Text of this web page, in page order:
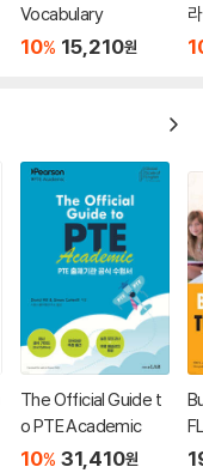
Vocabulary
10% 15,210원
The Official Guide t
o PTE Academic
10% 31,410원